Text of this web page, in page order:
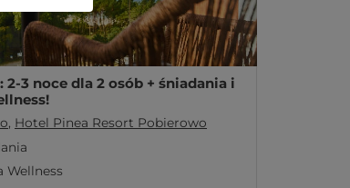
2-3 noce dla 2 osób + śniadania i
, Hotel Pinea Resort Pobierowo
Wellness